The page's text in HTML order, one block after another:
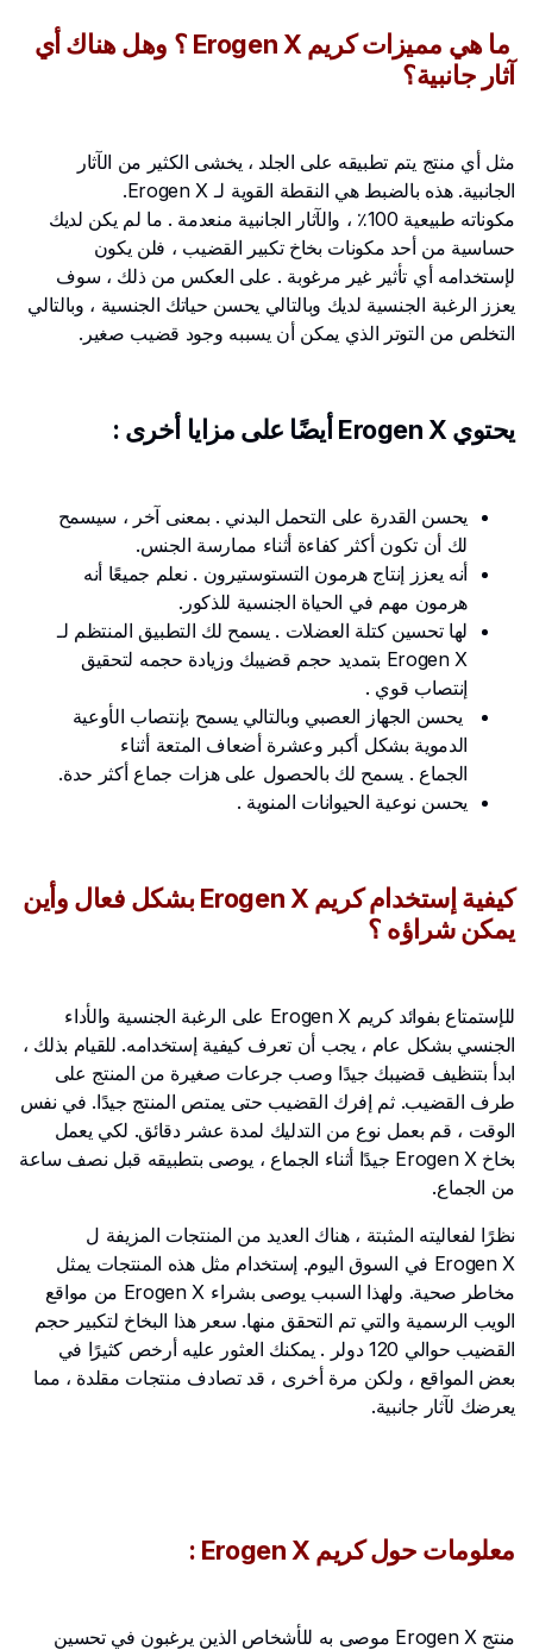
ما هي مميزات كريم Erogen X ؟ وهل هناك أي
آثار جانبية؟
مثل أي منتج يتم تطبيقه على الجلد ، يخشى الكثير من الآثار
الجانبية. هذه بالضبط هي النقطة القوية لـ Erogen X.
مكوناته طبيعية 100٪ ، والآثار الجانبية منعدمة . ما لم يكن لديك
حساسية من أحد مكونات بخاخ تكبير القضيب ، فلن يكون
لإستخدامه أي تأثير غير مرغوبة . على العكس من ذلك ، سوف
يعزز الرغبة الجنسية لديك وبالتالي يحسن حياتك الجنسية ، وبالتالي
التخلص من التوتر الذي يمكن أن يسببه وجود قضيب صغير.
يحتوي Erogen X أيضًا على مزايا أخرى :
يحسن القدرة على التحمل البدني . بمعنى آخر ، سيسمح
لك أن تكون أكثر كفاءة أثناء ممارسة الجنس.
أنه يعزز إنتاج هرمون التستوستيرون . نعلم جميعًا أنه
هرمون مهم في الحياة الجنسية للذكور.
لها تحسين كتلة العضلات . يسمح لك التطبيق المنتظم لـ
Erogen X بتمديد حجم قضيبك وزيادة حجمه لتحقيق
إنتصاب قوي .
يحسن الجهاز العصبي وبالتالي يسمح بإنتصاب الأوعية
الدموية بشكل أكبر وعشرة أضعاف المتعة أثناء
الجماع . يسمح لك بالحصول على هزات جماع أكثر حدة.
يحسن نوعية الحيوانات المنوية .
كيفية إستخدام كريم Erogen X بشكل فعال وأين
يمكن شراؤه ؟
للإستمتاع بفوائد كريم Erogen X على الرغبة الجنسية والأداء
الجنسي بشكل عام ، يجب أن تعرف كيفية إستخدامه. للقيام بذلك ،
ابدأ بتنظيف قضيبك جيدًا وصب جرعات صغيرة من المنتج على
طرف القضيب. ثم إفرك القضيب حتى يمتص المنتج جيدًا. في نفس
الوقت ، قم بعمل نوع من التدليك لمدة عشر دقائق. لكي يعمل
بخاخ Erogen X جيدًا أثناء الجماع ، يوصى بتطبيقه قبل نصف ساعة
من الجماع.
نظرًا لفعاليته المثبتة ، هناك العديد من المنتجات المزيفة ل
Erogen X في السوق اليوم. إستخدام مثل هذه المنتجات يمثل
مخاطر صحية. ولهذا السبب يوصى بشراء Erogen X من مواقع
الويب الرسمية والتي تم التحقق منها. سعر هذا البخاخ لتكبير حجم
القضيب حوالي 120 دولر . يمكنك العثور عليه أرخص كثيرًا في
بعض المواقع ، ولكن مرة أخرى ، قد تصادف منتجات مقلدة ، مما
يعرضك لآثار جانبية.
معلومات حول كريم Erogen X :
منتج Erogen X موصى به للأشخاص الذين يرغبون في تحسين